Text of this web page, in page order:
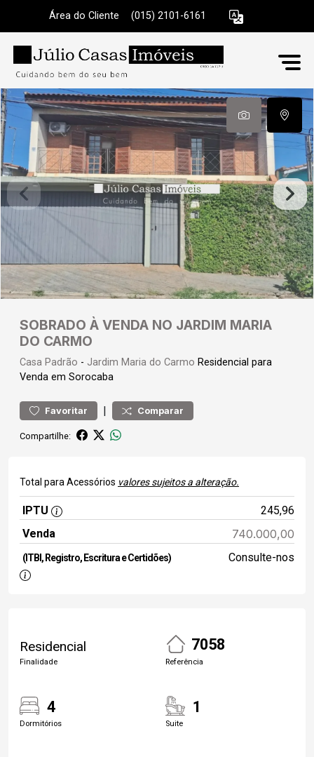
Área do Cliente (015) 2101-6161
SOBRADO À VENDA NO JARDIM MARIA
DO CARMO
Casa Padrão - Jardim Maria do Carmo Residencial para
Venda em Sorocaba
Favoritar | Comparar
Compartilhe:
Total para Acessórios valores sujeitos a alteração.
IPTU
245,96
Venda
740.000,00
(ITBI, Registro, Escritura e Certidões) Consulte-nos
Residencial
Finalidade
7058
Referência
4
Dormitórios
1
Suite